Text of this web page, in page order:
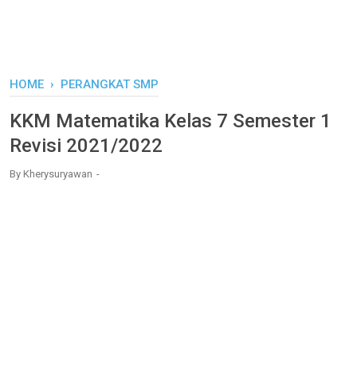
HOME › PERANGKAT SMP
KKM Matematika Kelas 7 Semester 1
Revisi 2021/2022
By Kherysuryawan